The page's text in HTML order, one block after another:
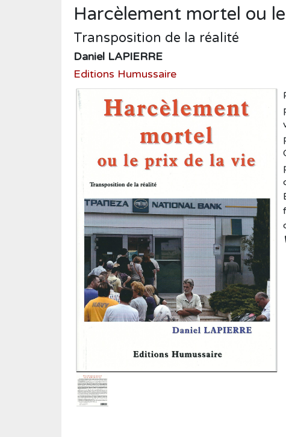
Nouvelles
Poésie
Récits
Religions
Roman
Roman historique
Sciences
Sciences humaines
Vie d'antan
Harcèlement mortel ou
Transposition de la réalité
Daniel LAPIERRE
Editions Humussaire